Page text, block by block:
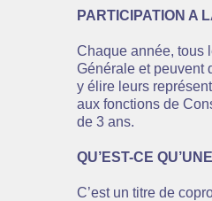
PARTICIPATION A
Chaque année, tous
Générale et peuvent
y élire leurs
aux fonctions de
de 3 ans.
QU’EST-CE
C’est un titre de